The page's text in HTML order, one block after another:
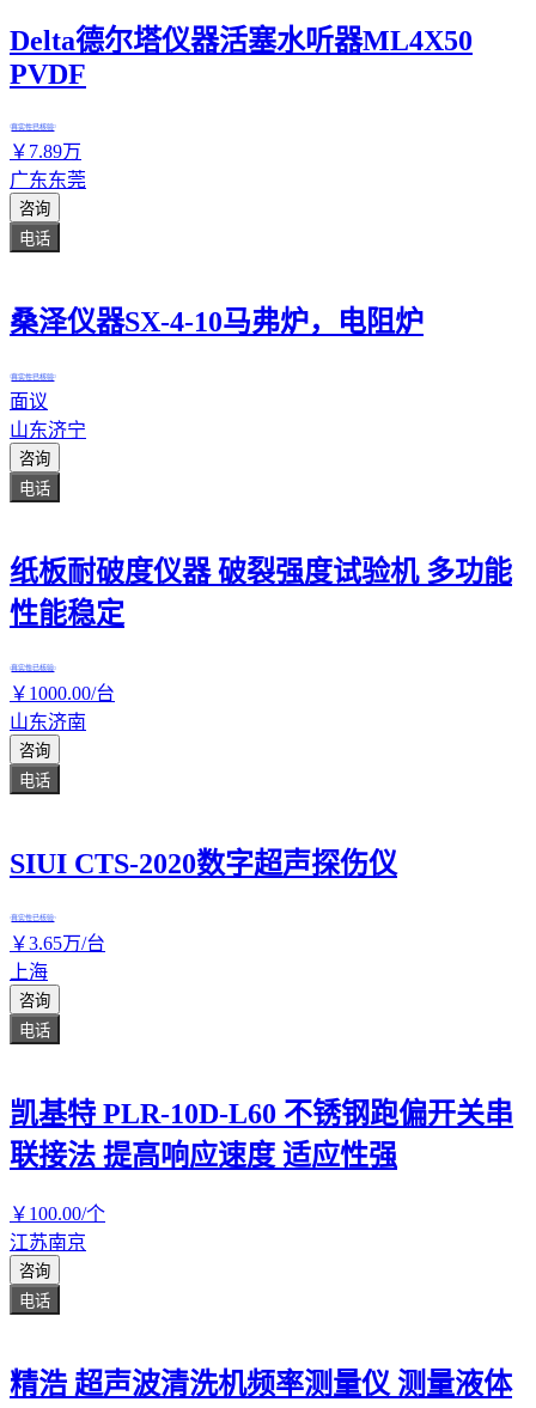
Delta德尔塔仪器活塞水听器ML4X50
PVDF
真实性已核验
￥ 7.89万
广东东莞
咨询
电话
桑泽仪器SX-4-10马弗炉，电阻炉
真实性已核验
面议
山东济宁
咨询
电话
纸板耐破度仪器 破裂强度试验机 多功能
性能稳定
真实性已核验
￥ 1000.00/台
山东济南
咨询
电话
SIUI CTS-2020数字超声探伤仪
真实性已核验
￥3.65万/台
上海
咨询
电话
凯基特 PLR-10D-L60 不锈钢跑偏开关串
联接法 提高响应速度 适应性强
￥ 100.00/个
江苏南京
咨询
电话
精浩 超声波清洗机频率测量仪 测量液体